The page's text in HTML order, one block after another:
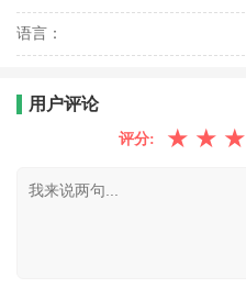
语言：
用户评论
评分: ★ ★ ★